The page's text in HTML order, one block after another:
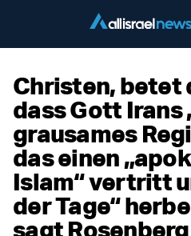
Christen, betet
dass Gott Irans
grausames
das einen
Islam“ vertritt
der Tage“
sagt